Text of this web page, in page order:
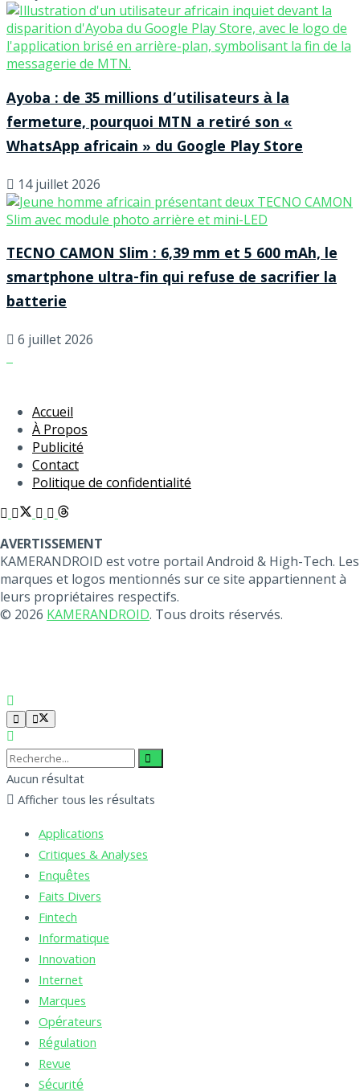
Ayoba : de 35 millions d’utilisateurs à la
fermeture, pourquoi MTN a retiré son «
WhatsApp africain » du Google Play Store
14 juillet 2026
TECNO CAMON Slim : 6,39 mm et 5 600 mAh, le
smartphone ultra-fin qui refuse de sacrifier la
batterie
6 juillet 2026
Accueil
À Propos
Publicité
Contact
Politique de confidentialité
AVERTISSEMENT
KAMERANDROID est votre portail Android & High-Tech. Les
marques et logos mentionnés sur ce site appartiennent à
leurs propriétaires respectifs.
© 2026 KAMERANDROID. Tous droits réservés.
Aucun résultat
Afficher tous les résultats
Applications
Critiques & Analyses
Enquêtes
Faits Divers
Fintech
Informatique
Innovation
Internet
Marques
Opérateurs
Régulation
Revue
Sécurité